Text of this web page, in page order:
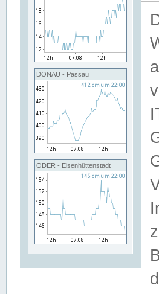
DONAU - Passau
ODER - Eisenhüttenstadt